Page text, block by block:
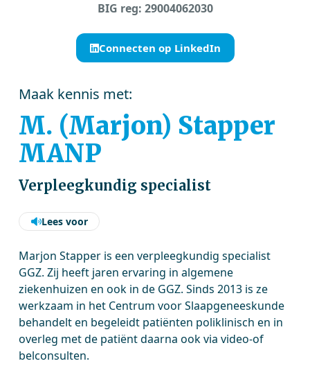
BIG reg: 29004062030
Connecten op LinkedIn
Maak kennis met:
M. (Marjon) Stapper
MANP
Verpleegkundig specialist
Lees voor
Marjon Stapper is een verpleegkundig specialist
GGZ. Zij heeft jaren ervaring in algemene
ziekenhuizen en ook in de GGZ. Sinds 2013 is ze
werkzaam in het Centrum voor Slaapgeneeskunde
behandelt en begeleidt patiënten poliklinisch en in
overleg met de patiënt daarna ook via video-of
belconsulten.